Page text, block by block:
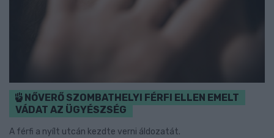
NŐVERŐ SZOMBATHELYI FÉRFI ELLEN EMELT
VÁDAT AZ ÜGYÉSZSÉG
A férfi a nyílt utcán kezdte verni áldozatát.